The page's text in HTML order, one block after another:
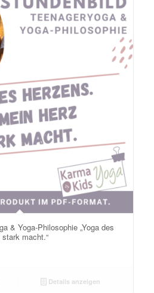
& Yoga-Philosophie „Yoga des
macht.“
Details anzeigen